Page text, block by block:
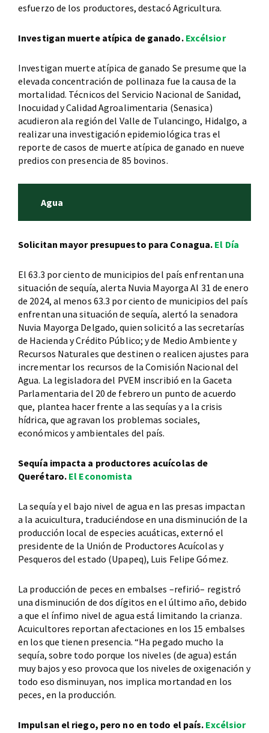
esfuerzo de los productores, destacó Agricultura.
Investigan muerte atípica de ganado. Excélsior
Investigan muerte atípica de ganado Se presume que la
elevada concentración de pollinaza fue la causa de la
mortalidad. Técnicos del Servicio Nacional de Sanidad,
Inocuidad y Calidad Agroalimentaria (Senasica)
acudieron ala región del Valle de Tulancingo, Hidalgo, a
realizar una investigación epidemiológica tras el
reporte de casos de muerte atípica de ganado en nueve
predios con presencia de 85 bovinos.
Agua
Solicitan mayor presupuesto para Conagua. El Día
El 63.3 por ciento de municipios del país enfrentan una
situación de sequía, alerta Nuvia Mayorga Al 31 de enero
de 2024, al menos 63.3 por ciento de municipios del país
enfrentan una situación de sequía, alertó la senadora
Nuvia Mayorga Delgado, quien solicitó a las secretarías
de Hacienda y Crédito Público; y de Medio Ambiente y
Recursos Naturales que destinen o realicen ajustes para
incrementar los recursos de la Comisión Nacional del
Agua. La legisladora del PVEM inscribió en la Gaceta
Parlamentaria del 20 de febrero un punto de acuerdo
que, plantea hacer frente a las sequías y a la crisis
hídrica, que agravan los problemas sociales,
económicos y ambientales del país.
Sequía impacta a productores acuícolas de
Querétaro. El Economista
La sequía y el bajo nivel de agua en las presas impactan
a la acuicultura, traduciéndose en una disminución de la
producción local de especies acuáticas, externó el
presidente de la Unión de Productores Acuícolas y
Pesqueros del estado (Upapeq), Luis Felipe Gómez.
La producción de peces en embalses –refirió– registró
una disminución de dos dígitos en el último año, debido
a que el ínfimo nivel de agua está limitando la crianza.
Acuicultores reportan afectaciones en los 15 embalses
en los que tienen presencia. “Ha pegado mucho la
sequía, sobre todo porque los niveles (de agua) están
muy bajos y eso provoca que los niveles de oxigenación y
todo eso disminuyan, nos implica mortandad en los
peces, en la producción.
Impulsan el riego, pero no en todo el país. Excélsior